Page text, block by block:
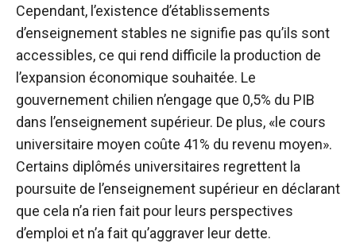
Cependant, l’existence d’établissements
d’enseignement stables ne signifie pas qu’ils sont
accessibles, ce qui rend difficile la production de
l’expansion économique souhaitée. Le
gouvernement chilien n’engage que 0,5% du PIB
dans l’enseignement supérieur. De plus, «le cours
universitaire moyen coûte 41% du revenu moyen».
Certains diplômés universitaires regrettent la
poursuite de l’enseignement supérieur en déclarant
que cela n’a rien fait pour leurs perspectives
d’emploi et n’a fait qu’aggraver leur dette.